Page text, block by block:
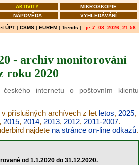
AKTIVITY
MIKROSKOPIE
NÁPOVĚDA VYHLEDÁVÁNÍ
ÚPT | CSMS | EUREM | Trends | je 7. 08. 2026, 21:58
- archív monitorování
roku 2020
internetu o poštovním klientu
příslušných archívech z let letos, 2025,
, 2015, 2014, 2013, 2012, 2011-2007.
najdete na stránce on-line odkazů.
od 1.1.2020 do 31.12.2020.